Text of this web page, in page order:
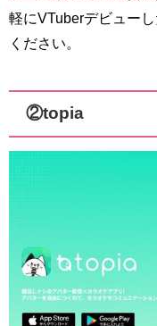
軽にVTuberデビュー
ください。
②topia